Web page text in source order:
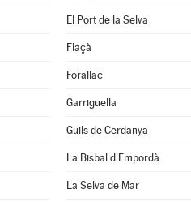
El Port de la Selva
Flaçà
Forallac
Garriguella
Guils de Cerdanya
La Bisbal d'Empordà
La Selva de Mar